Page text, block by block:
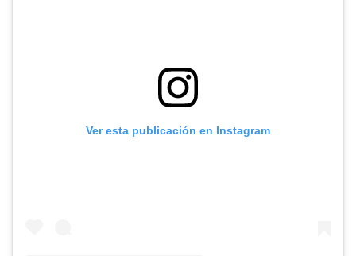
Ver esta publicación en Instagram